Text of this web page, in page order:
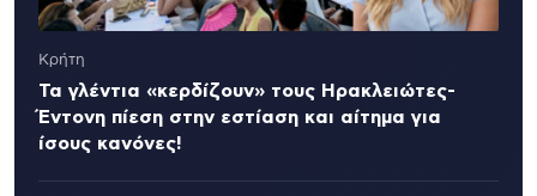
Κρήτη
Τα γλέντια «κερδίζουν» τους Ηρακλειώτες-
Έντονη πίεση στην εστίαση και αίτημα για
ίσους κανόνες!